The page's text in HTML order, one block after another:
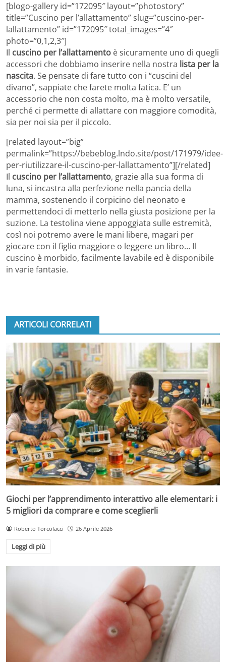
[blogo-gallery id=”172095″ layout=”photostory”
title=”Cuscino per l’allattamento” slug=”cuscino-per-
lallattamento” id=”172095″ total_images=”4″
photo=”0,1,2,3″]
Il cuscino per l’allattamento è sicuramente uno di quegli
accessori che dobbiamo inserire nella nostra lista per la
nascita. Se pensate di fare tutto con i “cuscini del
divano”, sappiate che farete molta fatica. E’ un
accessorio che non costa molto, ma è molto versatile,
perché ci permette di allattare con maggiore comodità,
sia per noi sia per il piccolo.
[related layout=”big”
permalink=”https://bebeblog.lndo.site/post/171979/idee-
per-riutilizzare-il-cuscino-per-lallattamento”][/related]
Il cuscino per l’allattamento, grazie alla sua forma di
luna, si incastra alla perfezione nella pancia della
mamma, sostenendo il corpicino del neonato e
permettendoci di metterlo nella giusta posizione per la
suzione. La testolina viene appoggiata sulle estremità,
così noi potremo avere le mani libere, magari per
giocare con il figlio maggiore o leggere un libro… Il
cuscino è morbido, facilmente lavabile ed è disponibile
in varie fantasie.
ARTICOLI CORRELATI
Giochi per l’apprendimento interattivo alle elementari: i
5 migliori da comprare e come sceglierli
Roberto Torcolacci 26 Aprile 2026
Leggi di più